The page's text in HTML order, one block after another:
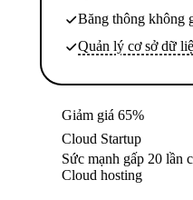
Băng thông không
Quản lý cơ sở dữ
Giảm giá 65%
Cloud Startup
Sức mạnh gấp 20 lần
Cloud hosting